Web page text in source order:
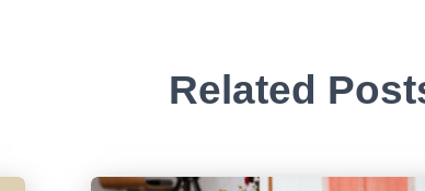
Related